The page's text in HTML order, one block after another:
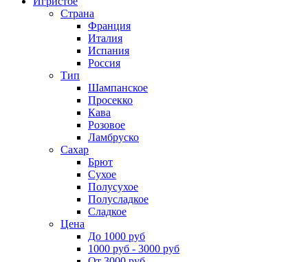
Страна
Франция
Италия
Испания
Россия
Тип
Шампанское
Просекко
Кава
Розовое
Ламбруско
Сахар
Брют
Сухое
Полусухое
Полусладкое
Сладкое
Цена
До 1000 руб
1000 руб - 3000 руб